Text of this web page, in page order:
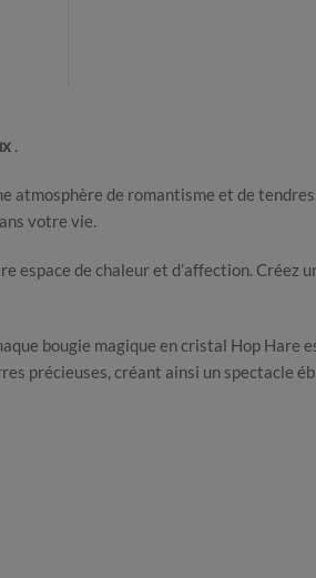
.
atmosphère de romantisme et de
votre vie.
espace de chaleur et d’affection. Créez
bougie magique en cristal Hop
précieuses, créant ainsi un spectacle